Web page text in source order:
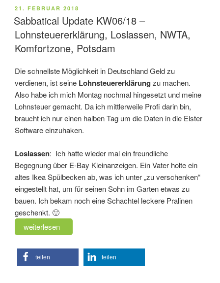
Warrior
Training
Adventure“
VERÖFFENTLICHT
AM
21. FEBRUAR 2018
Sabbatical Update KW06/18 –
Lohnsteuererklärung, Loslassen, NWTA,
Komfortzone, Potsdam
Die schnellste Möglichkeit in Deutschland Geld zu
verdienen, ist seine Lohnsteuererklärung zu machen.
Also habe ich mich Montag nochmal hingesetzt und meine
Lohnsteuer gemacht. Da ich mittlerweile Profi darin bin,
braucht ich nur einen halben Tag um die Daten in die Elster
Software einzuhaken.
Loslassen: Ich hatte wieder mal ein freundliche
Begegnung über E-Bay Kleinanzeigen. Ein Vater holte ein
altes Ikea Spülbecken ab, was ich unter „zu verschenken“
eingestellt hat, um für seinen Sohn im Garten etwas zu
bauen. Ich bekam noch eine Schachtel leckere Pralinen
geschenkt. 🙂
„Sabbatical
Update
KW06/18
–
weiterlesen
teilen teilen